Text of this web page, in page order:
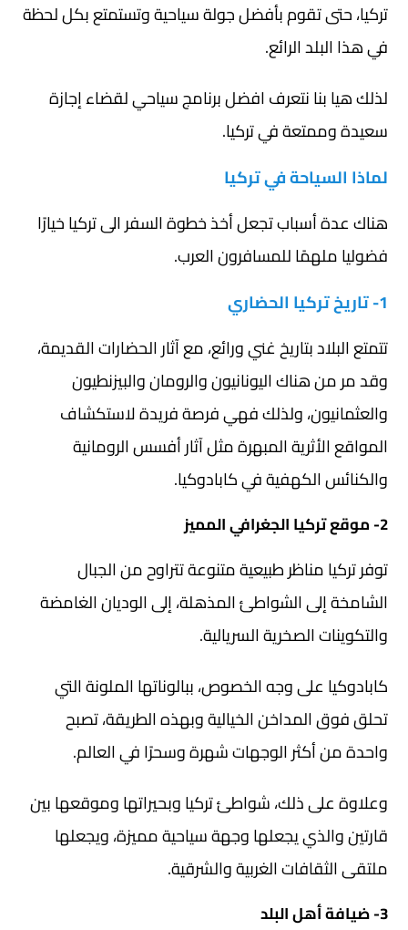
تركيا، حتى تقوم بأفضل جولة سياحية وتستمتع بكل لحظة
في هذا البلد الرائع.
لذلك هيا بنا نتعرف افضل برنامج سياحي لقضاء إجازة
سعيدة وممتعة في تركيا.
لماذا السياحة في تركيا
هناك عدة أسباب تجعل أخذ خطوة السفر الى تركيا خيارًا
فضوليا ملهمًا للمسافرون العرب.
1- تاريخ تركيا الحضاري
تتمتع البلاد بتاريخ غني ورائع، مع آثار الحضارات القديمة،
وقد مر من هناك اليونانيون والرومان والبيزنطيون
والعثمانيون، ولذلك فهي فرصة فريدة لاستكشاف
المواقع الأثرية المبهرة مثل آثار أفسس الرومانية
والكنائس الكهفية في كابادوكيا.
2- موقع تركيا الجغرافي المميز
توفر تركيا مناظر طبيعية متنوعة تتراوح من الجبال
الشامخة إلى الشواطئ المذهلة، إلى الوديان الغامضة
والتكوينات الصخرية السريالية.
كابادوكيا على وجه الخصوص، ببالوناتها الملونة التي
تحلق فوق المداخن الخيالية وبهذه الطريقة، تصبح
واحدة من أكثر الوجهات شهرة وسحرًا في العالم.
وعلاوة على ذلك، شواطئ تركيا وبحيراتها وموقعها بين
قارتين والذي يجعلها وجهة سياحية مميزة، ويجعلها
ملتقى الثقافات الغربية والشرقية.
3- ضيافة أهل البلد